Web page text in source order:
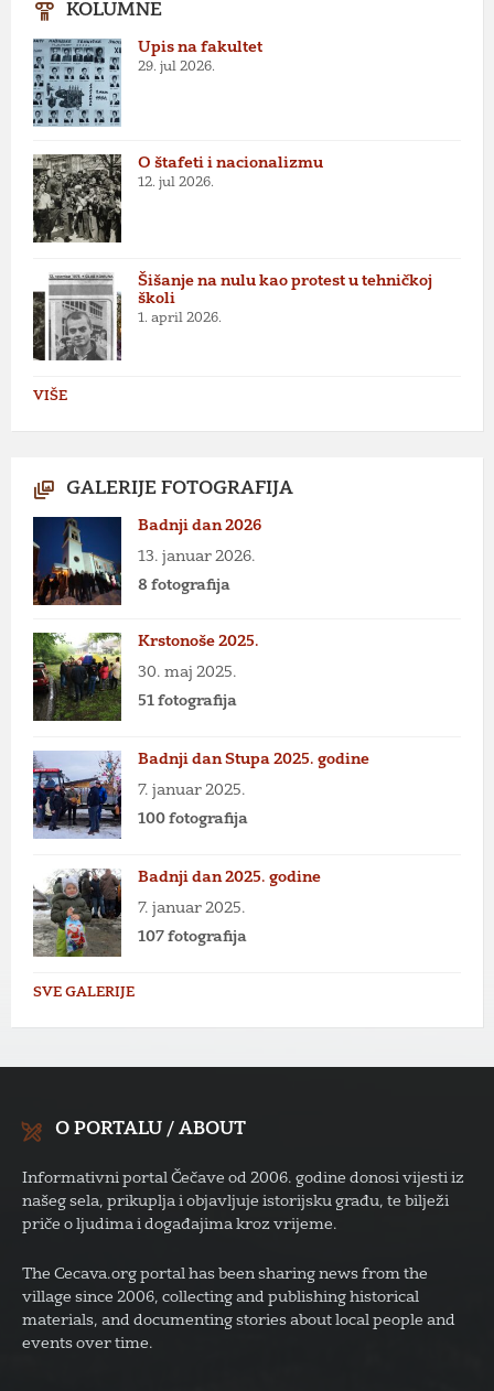
KOLUMNE
Upis na fakultet
29. jul 2026.
O štafeti i nacionalizmu
12. jul 2026.
Šišanje na nulu kao protest u tehničkoj
školi
1. april 2026.
VIŠE
GALERIJE FOTOGRAFIJA
Badnji dan 2026
13. januar 2026.
8 fotografija
Krstonoše 2025.
30. maj 2025.
51 fotografija
Badnji dan Stupa 2025. godine
7. januar 2025.
100 fotografija
Badnji dan 2025. godine
7. januar 2025.
107 fotografija
SVE GALERIJE
O PORTALU / ABOUT
Informativni portal Čečave od 2006. godine donosi vijesti iz
našeg sela, prikuplja i objavljuje istorijsku građu, te bilježi
priče o ljudima i događajima kroz vrijeme.
The Cecava.org portal has been sharing news from the
village since 2006, collecting and publishing historical
materials, and documenting stories about local people and
events over time.